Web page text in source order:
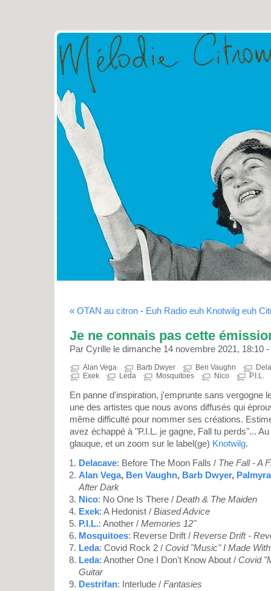
« OTAN au citron - Euh Radio euh Knotwilg euh
Je ne connais pas cette
Par Cyrille le dimanche 14 novembre 2021, 18:10 -
Alan Vega Barb Dwyer Ben Vaughn
Exek
Leda Mosquitoes Nico P.I.L.
En panne d'inspiration, j'emprunte sans vergogne
une des artistes que nous avons diffusés qui
même difficulté pour nommer ses créations.
avez échappé à "P.I.L. je gagne, Fall tu perds"...
glauque, et un zoom sur le label(ge) Knotwilg.
Delacave: Before The Moon Falls / The Fall - A
Alan Vega, Ben Vaughn, Barb Dwyer,
After Dark
Nico: No One Is There / Death & The Maiden
Exek: A Hedonist / Biased Advice
P.I.L.: Another / Memories 12"
Mosquitoes: Reverse Drift / Reverse Drift -
Leda: Covid Rock 2 / Covid "Music" I Made
Leda: Another One I Don't Know About / Covid
Guitar
Destrifan: Interlude / Fantasies